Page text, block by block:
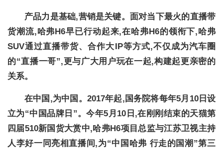
产品力是基础,营销是关键。面对当下最火的直播带
货潮流,哈弗H6早已行动起来,在哈弗H6的领衔下,哈弗
SUV通过直播带货、合作大IP等方式,不仅成为汽车圈
的“直播一哥”,更与广大用户玩在一起,构建起更亲密的
关系。
在中国,为中国。2017年起,国务院将每年5月10日设
立为“中国品牌日”。今年5月10日,在刚刚结束的天猫第
四届510新国货大赏中,哈弗H6项目总监与江苏卫视主持
人李好一同亮相直播间,为“中国哈弗 行走的国潮”第三